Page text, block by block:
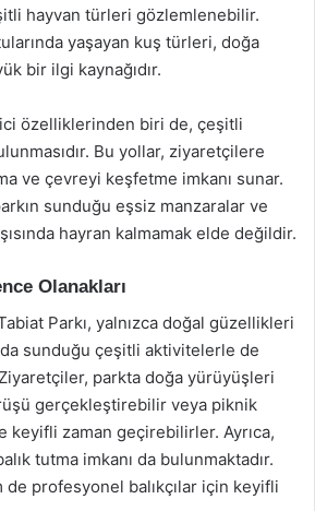
hayvan türleri gözlemlenebilir.
yaşayan kuş türleri, doğa
bir ilgi kaynağıdır.
özelliklerinden biri de, çeşitli
Bu yollar, ziyaretçilere
ve çevreyi keşfetme imkanı sunar.
sunduğu eşsiz manzaralar ve
hayran kalmamak elde değildir.
Olanakları
Parkı, yalnızca doğal güzellikleri
sunduğu çeşitli aktivitelerle de
parkta doğa yürüyüşleri
gerçekleştirebilir veya piknik
keyifli zaman geçirebilirler. Ayrıca,
tutma imkanı da bulunmaktadır.
de profesyonel balıkçılar için keyifli